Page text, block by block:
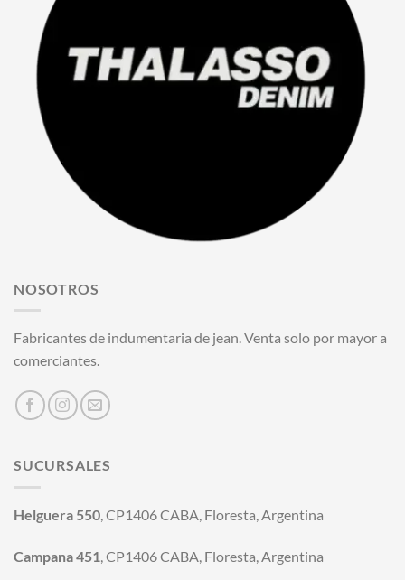
NOSOTROS
Fabricantes de indumentaria de jean. Venta solo por mayor a
comerciantes.
SUCURSALES
Helguera 550, CP1406 CABA, Floresta, Argentina
Campana 451 , CP1406 CABA, Floresta, Argentina